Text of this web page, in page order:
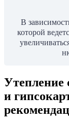
В
которой
Утепление
и